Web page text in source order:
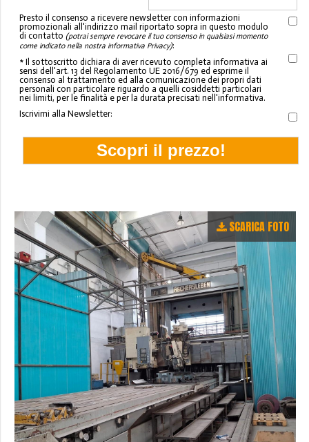
Presto il consenso a ricevere newsletter con informazioni
promozionali all'indirizzo mail riportato sopra in questo modulo
di contatto (potrai sempre revocare il tuo consenso in qualsiasi momento
come indicato nella nostra informativa Privacy):
* Il sottoscritto dichiara di aver ricevuto completa informativa ai
sensi dell'art. 13 del Regolamento UE 2016/679 ed esprime il
consenso al trattamento ed alla comunicazione dei propri dati
personali con particolare riguardo a quelli cosiddetti particolari
nei limiti, per le finalità e per la durata precisati nell'informativa.
Iscrivimi alla Newsletter:
SCARICA FOTO